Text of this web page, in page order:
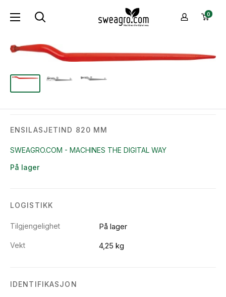
sweagro.com
-
the
0
ENSILASJETIND 820 MM
SWEAGRO.COM - MACHINES THE DIGITAL WAY
På lager
LOGISTIKK
Tilgjengelighet På lager
Vekt 4,25 kg
IDENTIFIKASJON